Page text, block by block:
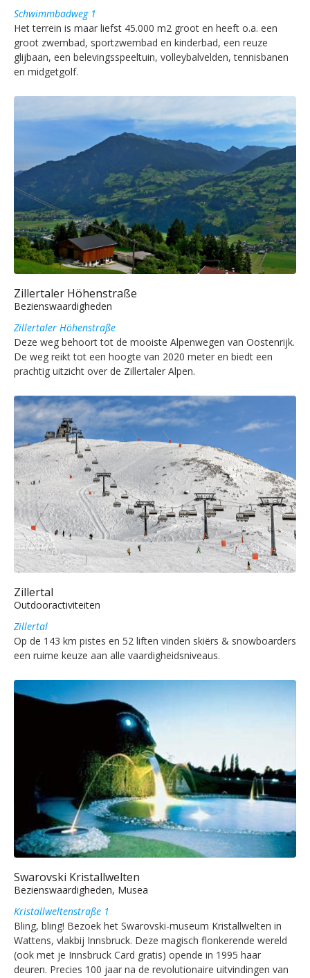
Schwimmbadweg 1
Het terrein is maar liefst 45.000 m2 groot en heeft o.a. een
groot zwembad, sportzwembad en kinderbad, een reuze
glijbaan, een belevingsspeeltuin, volleybalvelden, tennisbanen
en midgetgolf.
Zillertaler Höhenstraße
Bezienswaardigheden
Zillertaler Höhenstraße
Deze weg behoort tot de mooiste Alpenwegen van Oostenrijk.
De weg reikt tot een hoogte van 2020 meter en biedt een
prachtig uitzicht over de Zillertaler Alpen.
Zillertal
Outdooractiviteiten
Zillertal
Op de 143 km pistes en 52 liften vinden skiërs & snowboarders
een ruime keuze aan alle vaardigheidsniveaus.
Swarovski Kristallwelten
Bezienswaardigheden, Musea
Kristallweltenstraße 1
Bling, bling! Bezoek het Swarovski-museum Kristallwelten in
Wattens, vlakbij Innsbruck. Deze magisch flonkerende wereld
(ook met je Innsbruck Card gratis) opende in 1995 haar
deuren. Precies 100 jaar na de revolutionaire uitvindingen van